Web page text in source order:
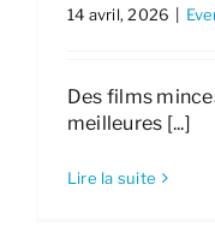
14 avril, 2026
Des films
meilleures [...]
Lire la suite